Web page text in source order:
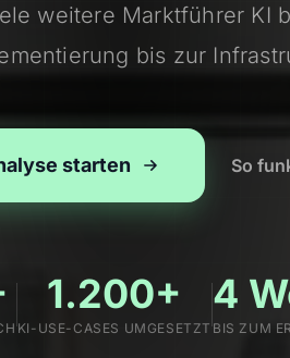
weitere Marktführer KI
bis zur
starten So
1.200+
KI-USE-CASES UMGESETZT
4
BIS ZUM